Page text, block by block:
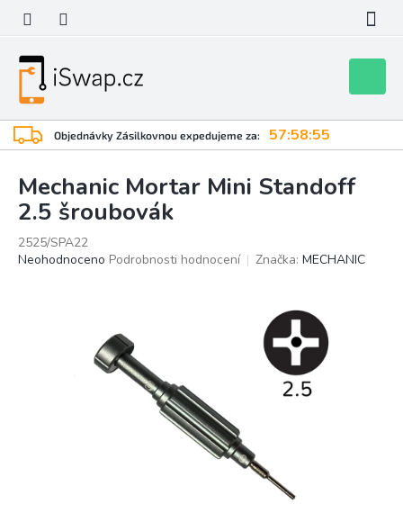
obsah
Objednávky Zásilkovnou expedujeme za: 57:58:55
košík
Mechanic Mortar Mini Standoff
2.5 šroubovák
2525/SPA22
Průměrné
Neohodnoceno Podrobnosti hodnocení Značka: MECHANIC